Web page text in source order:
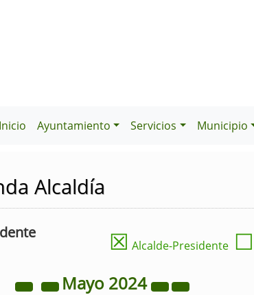
Inicio Ayuntamiento Servicios Municipio
Alcaldía
☒ Alcalde-Presidente ☐
Mayo 2024